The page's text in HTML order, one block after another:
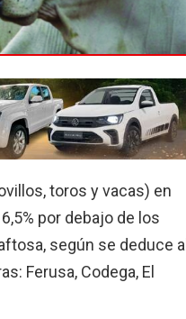
toros y vacas) en
por debajo de los
según se deduce al
Ferusa, Codega, El